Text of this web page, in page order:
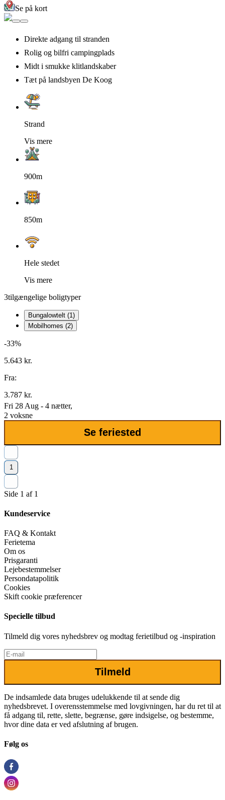
Se på kort
Direkte adgang til stranden
Rolig og bilfri campingplads
Midt i smukke klitlandskaber
Tæt på landsbyen De Koog
Strand
Vis mere
900m
850m
Hele stedet
Vis mere
3tilgængelige boligtyper
Bungalowtelt (1)
Mobilhomes (2)
-33%
5.643 kr.
Fra:
3.787 kr.
Fri 28 Aug - 4 nætter,
2 voksne
Se feriested
1
Side 1 af 1
Kundeservice
FAQ & Kontakt
Ferietema
Om os
Prisgaranti
Lejebestemmelser
Persondatapolitik
Cookies
Skift cookie præferencer
Specielle tilbud
Tilmeld dig vores nyhedsbrev og modtag ferietilbud og -inspiration
Tilmeld
De indsamlede data bruges udelukkende til at sende dig
nyhedsbrevet. I overensstemmelse med lovgivningen, har du ret til at
få adgang til, rette, slette, begrænse, gøre indsigelse, og bestemme,
hvor dine data er ved afslutning af brugen.
Følg os